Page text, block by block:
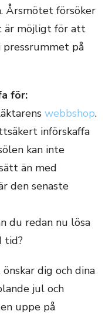
Årsmötet försöker
är möjligt för att
på
för:
webbshop.
införskaffa
kan inte
än med
den senaste
du redan nu lösa
tid?
dig och dina
jul och
uppe på